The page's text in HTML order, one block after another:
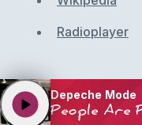
Radioplayer
Depeche Mode
People Are
play_arrow